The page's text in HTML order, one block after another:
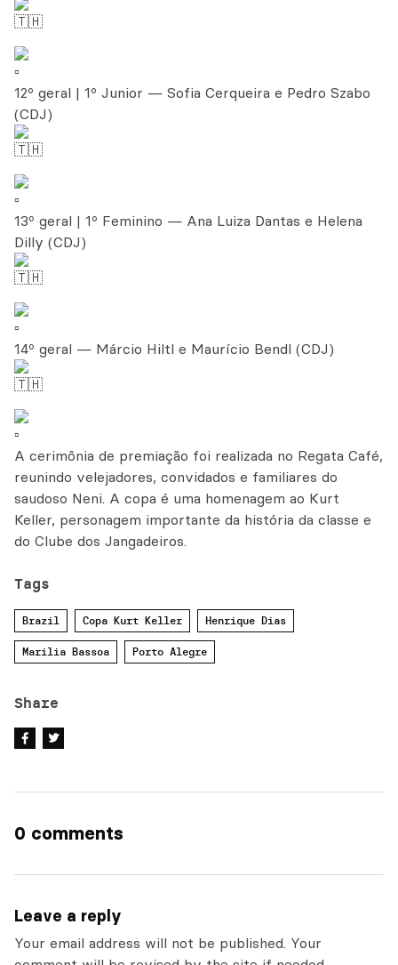
12º geral | 1º Junior — Sofia Cerqueira e Pedro Szabo
(CDJ)
13º geral | 1º Feminino — Ana Luiza Dantas e Helena
Dilly (CDJ)
14º geral — Márcio Hiltl e Maurício Bendl (CDJ)
A cerimônia de premiação foi realizada no Regata Café,
reunindo velejadores, convidados e familiares do
saudoso Neni. A copa é uma homenagem ao Kurt
Keller, personagem importante da história da classe e
do Clube dos Jangadeiros.
Tags
Brazil Copa Kurt Keller Henrique Dias
Marilia Bassoa Porto Alegre
Share
0 comments
Leave a reply
Your email address will not be published. Your